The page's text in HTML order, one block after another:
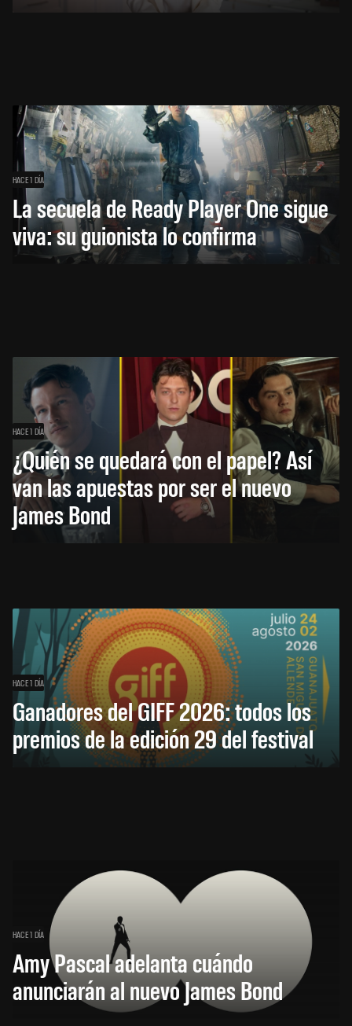
HACE 1 DÍA
La secuela de Ready Player One sigue
viva: su guionista lo confirma
HACE 1 DÍA
¿Quién se quedará con el papel? Así
van las apuestas por ser el nuevo
James Bond
HACE 1 DÍA
Ganadores del GIFF 2026: todos los
premios de la edición 29 del festival
HACE 1 DÍA
Amy Pascal adelanta cuándo
anunciarán al nuevo James Bond